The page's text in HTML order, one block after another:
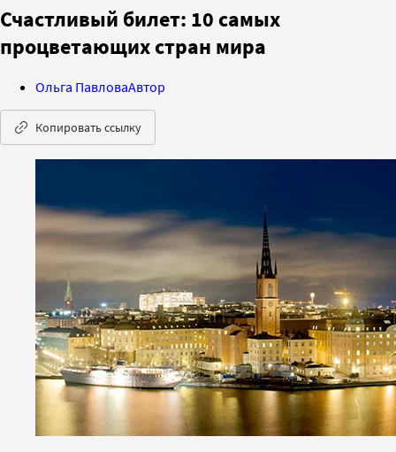
Счастливый билет: 10 самых
процветающих стран мира
Ольга ПавловаАвтор
Копировать ссылку